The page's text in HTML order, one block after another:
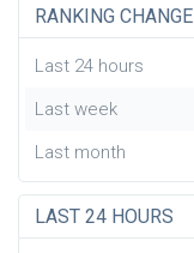
RANKING CHANGE
Last 24 hours
Last week
Last month
LAST 24 HOURS